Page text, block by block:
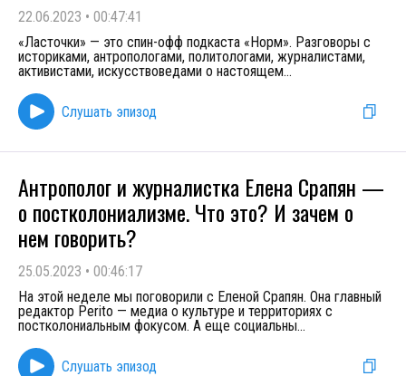
22.06.2023 • 00:47:41
«Ласточки» — это спин-офф подкаста «Норм». Разговоры с
историками, антропологами, политологами, журналистами,
активистами, искусствоведами о настоящем...
Слушать эпизод
Антрополог и журналистка Елена Срапян —
о постколониализме. Что это? И зачем о
нем говорить?
25.05.2023 • 00:46:17
На этой неделе мы поговорили с Еленой Срапян. Она главный
редактор Perito — медиа о культуре и территориях с
постколониальным фокусом. А еще социальны...
Слушать эпизод